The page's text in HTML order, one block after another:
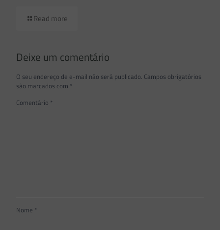
Read more
Deixe um comentário
O seu endereço de e-mail não será publicado. Campos obrigatórios
são marcados com *
Comentário *
Nome *